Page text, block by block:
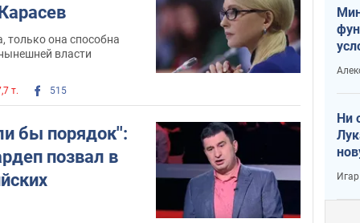
только она способна
власти
т. 515
бы порядок'':
позвал в
Ни